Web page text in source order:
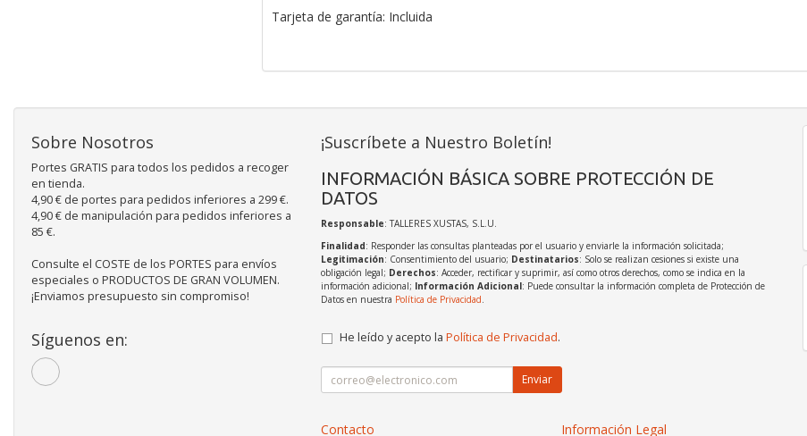
Tarjeta de garantía: Incluida
Sobre Nosotros
Portes GRATIS para todos los pedidos a recoger
en tienda.
4,90 € de portes para pedidos inferiores a 299 €.
4,90 € de manipulación para pedidos inferiores a
85 €.
Consulte el COSTE de los PORTES para envíos
especiales o PRODUCTOS DE GRAN VOLUMEN.
¡Enviamos presupuesto sin compromiso!
Síguenos en:
¡Suscríbete a Nuestro Boletín!
INFORMACIÓN BÁSICA SOBRE PROTECCIÓN DE
DATOS
Responsable: TALLERES XUSTAS, S.L.U.
Finalidad: Responder las consultas planteadas por el usuario y enviarle la información solicitada;
Legitimación: Consentimiento del usuario; Destinatarios: Solo se realizan cesiones si existe una
obligación legal; Derechos: Acceder, rectificar y suprimir, así como otros derechos, como se indica en la
información adicional; Información Adicional: Puede consultar la información completa de Protección de
Datos en nuestra Política de Privacidad.
He leído y acepto la Política de Privacidad.
Enviar
Contacto Información Legal